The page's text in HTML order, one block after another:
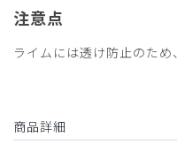
ネイビーを購入しました
フィットしすぎるわけで
でもなく丁度良かったで
ディープネイビー/L
注意点
ライムには透け防止のため
商品詳細